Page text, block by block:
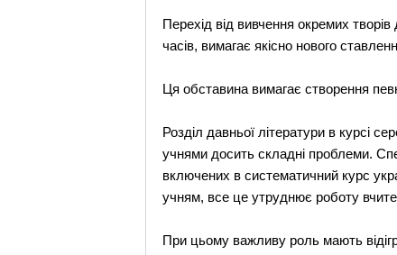
Перехід від вивчення окремих
часів, вимагає якісно нового
Ця обставина вимагає створення
Розділ давньої літератури в курсі
учнями досить складні проблеми.
включених в систематичний курс
учням, все це утруднює роботу
При цьому важливу роль мають